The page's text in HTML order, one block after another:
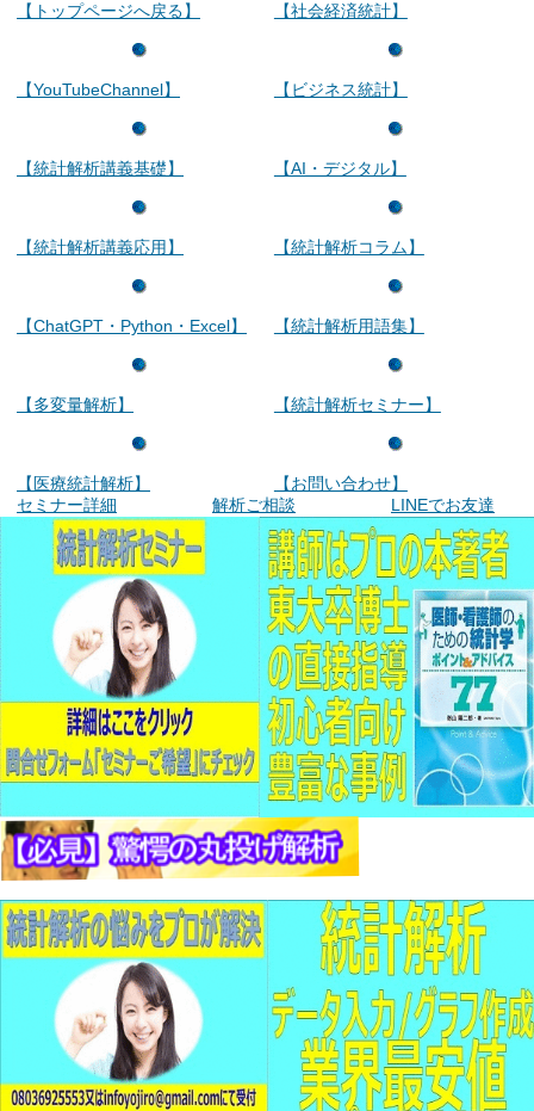
【トップページへ戻る】
【YouTubeChannel】
【統計解析講義基礎】
【統計解析講義応用】
【ChatGPT・Python・Excel】
【多変量解析】
【医療統計解析】
【社会経済統計】
【ビジネス統計】
【AI・デジタル】
【統計解析コラム】
【統計解析用語集】
【統計解析セミナー】
【お問い合わせ】
セミナー詳細
解析ご相談 LINEでお友達